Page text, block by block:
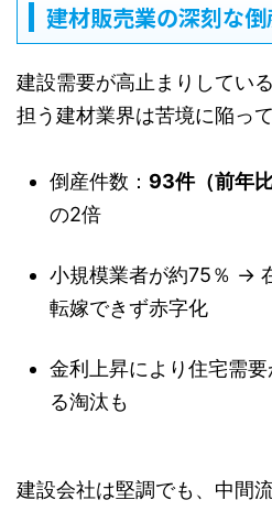
建材販売業の深刻な
建設需要が高止まりしてい
担う建材業界は苦境に陥って
倒産件数： 93件（前年
の2倍
小規模業者が約75％ →
転嫁できず赤字化
金利上昇により住宅需
る淘汰も
建設会社は堅調でも、中間